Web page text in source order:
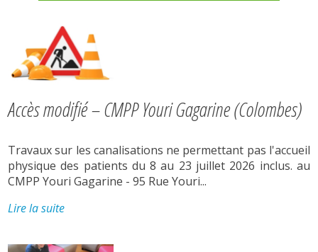
Accès modifié – CMPP Youri Gagarine (Colombes)
Travaux sur les canalisations ne permettant pas l'accueil
physique des patients du 8 au 23 juillet 2026 inclus. au
CMPP Youri Gagarine - 95 Rue Youri...
Lire la suite